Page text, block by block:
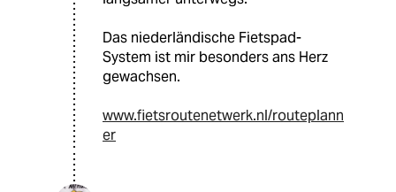
Das niederländische Fietspad-
System ist mir besonders ans Herz
gewachsen.
www.fietsroutenetwerk.nl/routeplann
er